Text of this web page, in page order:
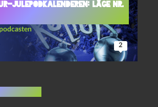
julepodkalenderen: Låge nr.
2